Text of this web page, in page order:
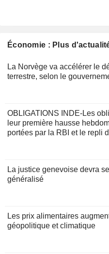
Économie : Plus
La Norvège va accélérer le
terrestre, selon le
OBLIGATIONS INDE-Les
leur première hausse
portées par la RBI et le repli
La justice genevoise devra
généralisé
Les prix alimentaires
géopolitique et climatique